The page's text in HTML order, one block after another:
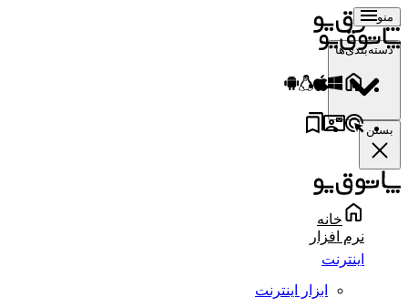
منو
دسته‌بندی‌ها
بستن
خانه
نرم افزار
اینترنت
ابزار اینترنت